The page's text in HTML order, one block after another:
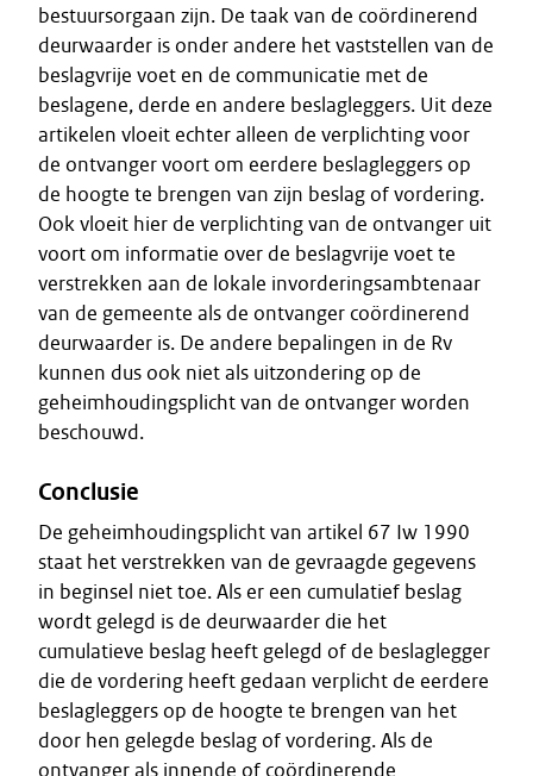
bestuursorgaan zijn. De taak van de coördinerend
deurwaarder is onder andere het vaststellen van de
beslagvrije voet en de communicatie met de
beslagene, derde en andere beslagleggers. Uit deze
artikelen vloeit echter alleen de verplichting voor
de ontvanger voort om eerdere beslagleggers op
de hoogte te brengen van zijn beslag of vordering.
Ook vloeit hier de verplichting van de ontvanger uit
voort om informatie over de beslagvrije voet te
verstrekken aan de lokale invorderingsambtenaar
van de gemeente als de ontvanger coördinerend
deurwaarder is. De andere bepalingen in de Rv
kunnen dus ook niet als uitzondering op de
geheimhoudingsplicht van de ontvanger worden
beschouwd.
Conclusie
De geheimhoudingsplicht van artikel 67 Iw 1990
staat het verstrekken van de gevraagde gegevens
in beginsel niet toe. Als er een cumulatief beslag
wordt gelegd is de deurwaarder die het
cumulatieve beslag heeft gelegd of de beslaglegger
die de vordering heeft gedaan verplicht de eerdere
beslagleggers op de hoogte te brengen van het
door hen gelegde beslag of vordering. Als de
ontvanger als innende of coördinerende